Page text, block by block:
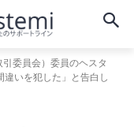
引委員会）委員のヘスタ
いを犯した」と告白し